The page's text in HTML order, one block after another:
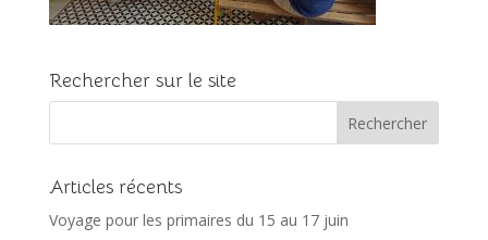
Rechercher sur le site
Articles récents
Voyage pour les primaires du 15 au 17 juin